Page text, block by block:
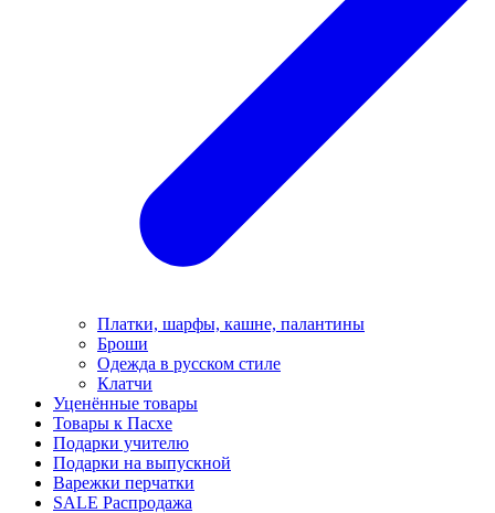
Платки, шарфы, кашне, палантины
Броши
Одежда в русском стиле
Клатчи
Уценённые товары
Товары к Пасхе
Подарки учителю
Подарки на выпускной
Варежки перчатки
SALE Распродажа